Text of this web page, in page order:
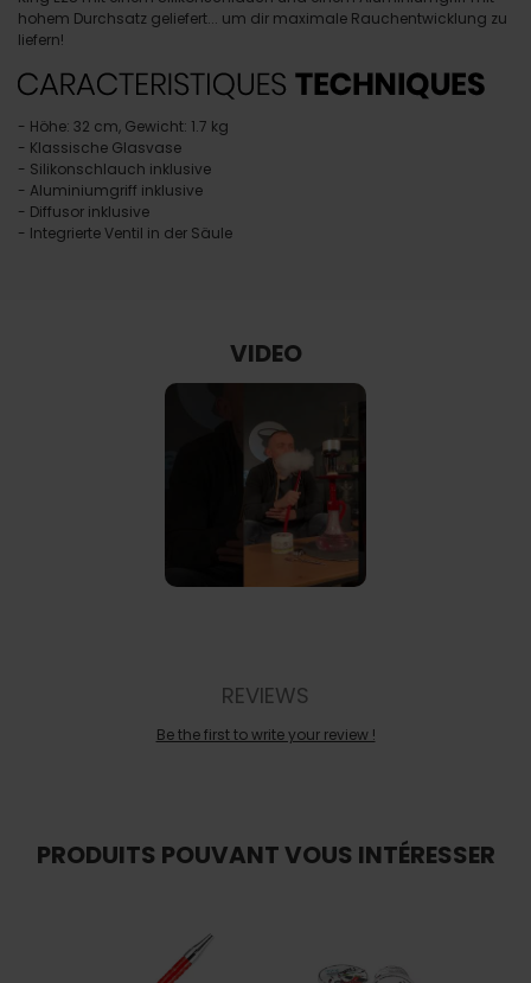
hohem Durchsatz geliefert... um dir maximale Rauchentwicklung zu
liefern!
- Höhe: 32 cm, Gewicht: 1.7 kg
- Klassische Glasvase
- Silikonschlauch inklusive
- Aluminiumgriff inklusive
- Diffusor inklusive
- Integrierte Ventil in der Säule
VIDEO
REVIEWS
Be the first to write your review !
PRODUITS POUVANT VOUS INTÉRESSER